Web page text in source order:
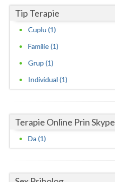
Sibiu
Teleorman
Timis
Valcea
Vaslui
Tip Terapie
Cuplu (1)
Familie (1)
Grup (1)
Individual (1)
Terapie Online Prin Skype
Da (1)